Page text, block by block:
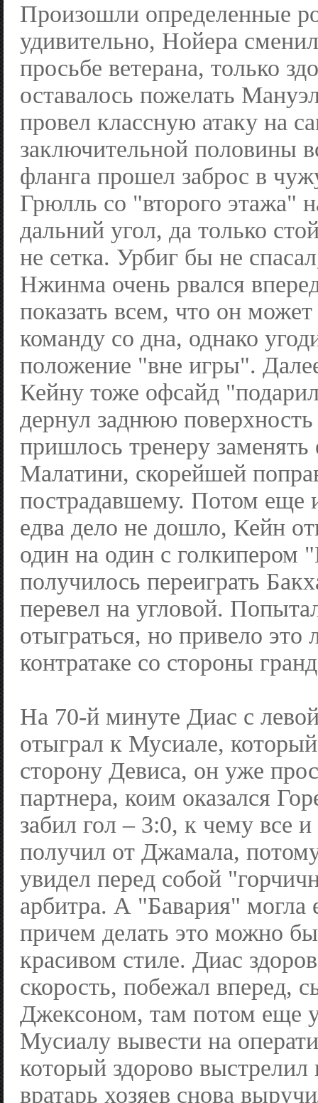
Произошли определенные
удивительно, Нойера
просьбе ветерана, только
оставалось пожелать
провел классную атаку на
заключительной половины
фланга прошел заброс в
Грюлль со "второго этажа"
дальний угол, да только
не сетка. Урбиг бы не
Нжинма очень рвался
показать всем, что он
команду со дна, однако
положение "вне игры".
Кейну тоже офсайд
дернул заднюю
пришлось тренеру заменять
Малатини, скорейшей
пострадавшему. Потом еще
едва дело не дошло, Кейн
один на один с голкипером
получилось переиграть
перевел на угловой.
отыграться, но привело это
контратаке со стороны
На 70-й минуте Диас с
отыграл к Мусиале,
сторону Девиса, он уже
партнера, коим оказался
забил гол – 3:0, к чему все
получил от Джамала,
увидел перед собой
арбитра. А "Бавария" могла
причем делать это можно
красивом стиле. Диас
скорость, побежал вперед,
Джексоном, там потом еще
Мусиалу вывести на
который здорово выстрелил
вратарь хозяев снова